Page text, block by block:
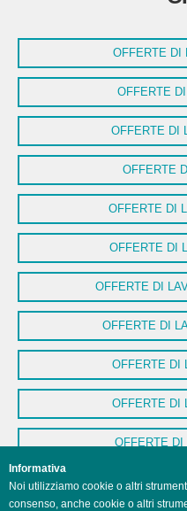
OFFERTE DI
OFFERTE
OFFERTE DI
OFFERTE
OFFERTE DI
OFFERTE DI
OFFERTE DI
OFFERTE DI
OFFERTE DI
OFFERTE DI
OFFERTE DI
OFFERTE
Informativa
Noi utilizziamo cookie o altri
consenso, anche cookie o altri